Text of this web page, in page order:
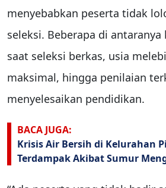
menyebabkan peserta tidak
seleksi. Beberapa di
saat seleksi berkas, usia
maksimal, hingga penilaian
menyelesaikan pendidikan.
BACA JUGA:
Krisis Air Bersih di Kelurahan
Terdampak Akibat Sumur